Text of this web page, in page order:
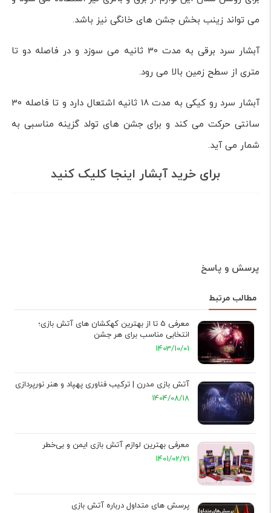
می تواند زینب بخش جشن های خانگی نیز باشد.
آبشار سرد برقی به مدت 30 ثانیه می سوزد و در فاصله دو تا
متری از سطح زمین بالا می رود.
آبشار سرد رو کیکی به مدت 18 ثانیه اشتعال دارد و تا فاصله 30
سانتی حرکت می کند و برای جشن های تولد گزینه مناسبی به
شمار می آید.
برای خرید آبشار اینجا کلیک کنید
پرسش و پاسخ
مطالب مرتبط
معرفی 5 تا از بهترین کهکشان های آتش بازی؛
انتخابی مناسب برای هر جشن
1403/10/01
آتش بازی مدرن | ترکیب فناوری پهپاد و هنر نورپردازی
1404/08/18
معرفی بهترین لوازم آتش بازی ایمن و بی‌خطر
1401/02/21
پرسش‌ های متداول درباره آتش‌ بازی